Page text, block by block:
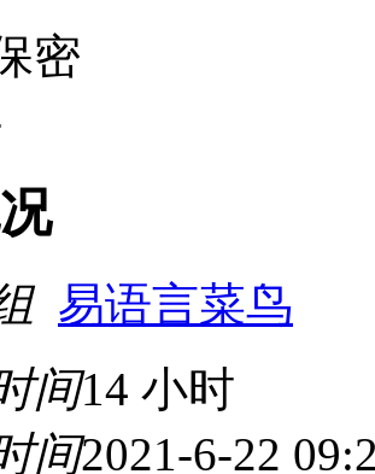
密
易语言菜鸟
间14 小时
间2021-6-22